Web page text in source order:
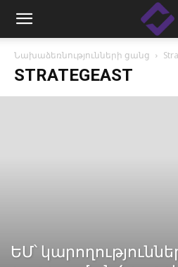
Նախաձեռնությունների ցանց
STRATEGEAST
ԵՄ՝